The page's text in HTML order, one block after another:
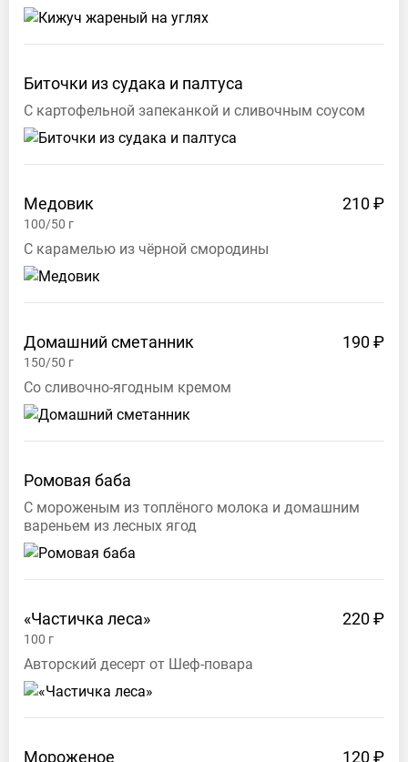
Биточки из судака и палтуса
С картофельной запеканкой и сливочным соусом
Медовик 210 ₽
100/50 г
С карамелью из чёрной смородины
Домашний сметанник 190 ₽
150/50 г
Со сливочно-ягодным кремом
Ромовая баба
С мороженым из топлёного молока и домашним
вареньем из лесных ягод
«Частичка леса» 220 ₽
100 г
Авторский десерт от Шеф-повара
Мороженое 120 ₽